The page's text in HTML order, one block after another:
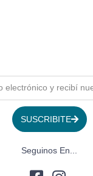
SUSCRIBITE
Seguinos En...